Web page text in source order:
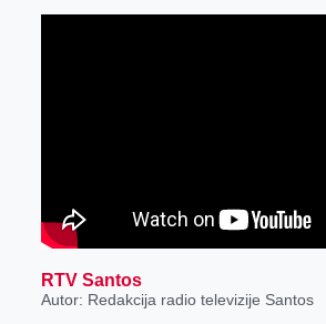
RTV Santos
Autor: Redakcija radio televizije Santos